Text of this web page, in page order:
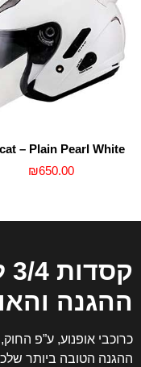
– Plain Pearl White
₪650.00
קסדות 3/4
ההגנה
כרוכבי אופנוע, ע”פ
ההגנה הטובה ביותר